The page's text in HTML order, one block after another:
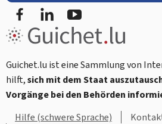
FacebookLinkedIn
Guichet.lu ist eine Sammlung von
hilft,sich mit dem Staat
Vorgänge bei den Behörden
Hilfe (schwere Sprache)